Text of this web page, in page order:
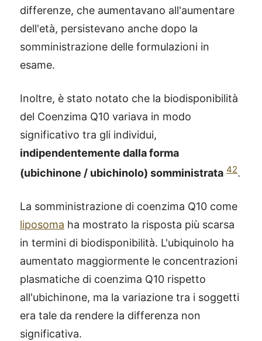
differenze, che aumentavano all'aumentare
dell'età, persistevano anche dopo la
somministrazione delle formulazioni in
esame.
Inoltre, è stato notato che la biodisponibilità
del Coenzima Q10 variava in modo
significativo tra gli individui,
indipendentemente dalla forma
(ubichinone / ubichinolo) somministrata 42.
La somministrazione di coenzima Q10 come
liposoma ha mostrato la risposta più scarsa
in termini di biodisponibilità. L'ubiquinolo ha
aumentato maggiormente le concentrazioni
plasmatiche di coenzima Q10 rispetto
all'ubichinone, ma la variazione tra i soggetti
era tale da rendere la differenza non
significativa.